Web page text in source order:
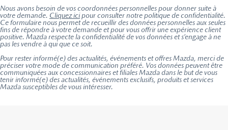
Nous avons besoin de vos coordonnées personnelles pour donner suite à
votre demande. Cliquez icipour consulter notre politique de confidentialité.
Ce formulaire nous permet de recueillir des données personnelles aux seules
fins de répondre à votre demande et pour vous offrir une expérience client
positive. Mazda respecte la confidentialité de vos données et s’engage à ne
pas les vendre à qui que ce soit.
Pour rester informé(e) des actualités, événements et offres Mazda, merci de
préciser votre mode de communication préféré. Vos données peuvent être
communiquées aux concessionnaires et filiales Mazda dans le but de vous
tenir informé(e) des actualités, événements exclusifs, produits et services
Mazda susceptibles de vous intéresser.